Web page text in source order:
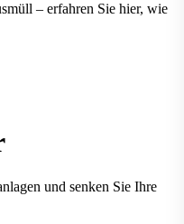
– erfahren Sie hier, wie
und senken Sie Ihre